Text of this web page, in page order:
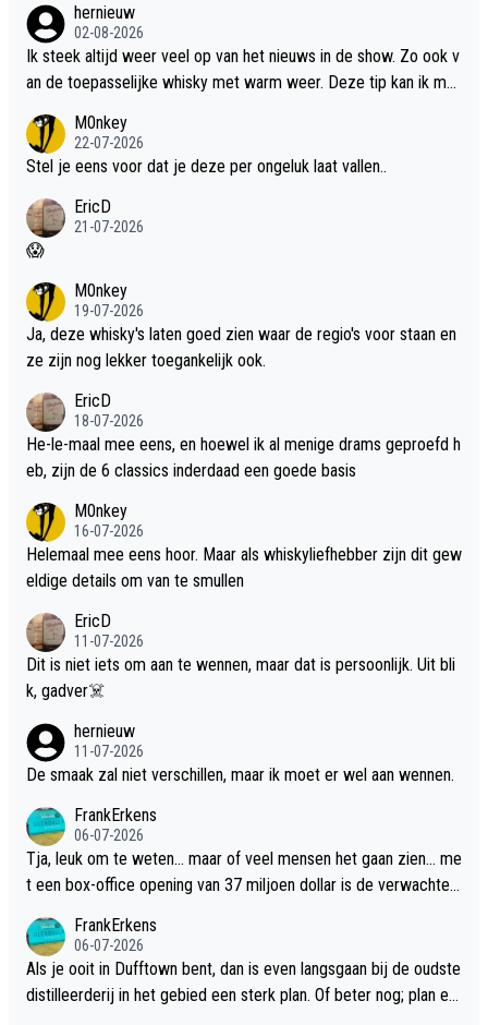
hernieuw
02-08-2026
Ik steek altijd weer veel op van het nieuws in de show. Zo ook v
an de toepasselijke whisky met warm weer. Deze tip kan ik met
M0nkey
22-07-2026
Stel je eens voor dat je deze per ongeluk laat vallen..
EricD
21-07-2026
😱
M0nkey
19-07-2026
Ja, deze whisky's laten goed zien waar de regio's voor staan en
ze zijn nog lekker toegankelijk ook.
EricD
18-07-2026
He-le-maal mee eens, en hoewel ik al menige drams geproefd h
eb, zijn de 6 classics inderdaad een goede basis
M0nkey
16-07-2026
Helemaal mee eens hoor. Maar als whiskyliefhebber zijn dit gew
eldige details om van te smullen
EricD
11-07-2026
Dit is niet iets om aan te wennen, maar dat is persoonlijk. Uit bli
k, gadver☠️
hernieuw
11-07-2026
De smaak zal niet verschillen, maar ik moet er wel aan wennen.
FrankErkens
06-07-2026
Tja, leuk om te weten... maar of veel mensen het gaan zien... me
t een box-office opening van 37 miljoen dollar is de verwachte
FrankErkens
06-07-2026
Als je ooit in Dufftown bent, dan is even langsgaan bij de oudste
distilleerderij in het gebied een sterk plan. Of beter nog; plan ee